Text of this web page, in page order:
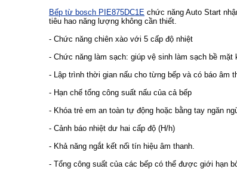
Bếp từ bosch PIE875DC1E chức năng Auto Start
tiêu hao năng lượng không cần thiết.
- Chức năng chiên xào với 5 cấp độ nhiệt
- Chức năng làm sạch: giúp vệ sinh làm sạch bề
- Lập trình thời gian nấu cho từng bếp và có báo âm
- Hạn chế tổng công suất nấu của cả bếp
- Khóa trẻ em an toàn tự động hoặc bằng tay ngăn
- Cảnh báo nhiệt dư hai cấp độ (H/h)
- Khả năng ngắt kết nối tín hiệu âm thanh.
- Tổng công suất của các bếp có thể được giới hạn